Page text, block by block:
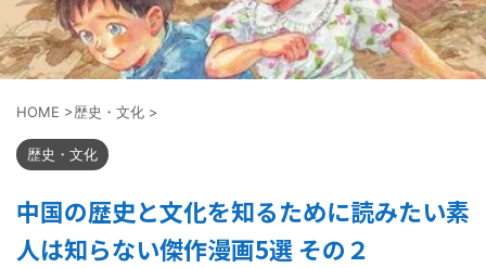
HOME >歴史・文化 >
歴史・文化
中国の歴史と文化を知るために読みたい素
人は知らない傑作漫画5選 その２